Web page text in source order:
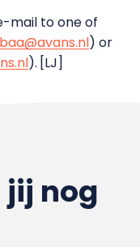
mail to one of
) or
). [LJ]
jij nog